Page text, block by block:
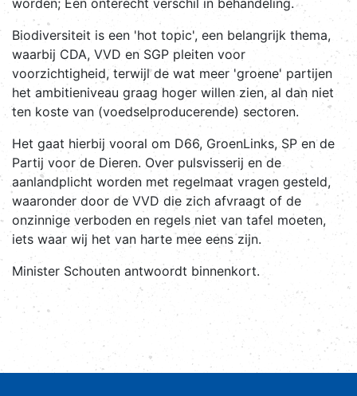
worden; Een onterecht verschil in behandeling.
Biodiversiteit is een 'hot topic', een belangrijk thema,
waarbij CDA, VVD en SGP pleiten voor
voorzichtigheid, terwijl de wat meer 'groene' partijen
het ambitieniveau graag hoger willen zien, al dan niet
ten koste van (voedselproducerende) sectoren.
Het gaat hierbij vooral om D66, GroenLinks, SP en de
Partij voor de Dieren. Over pulsvisserij en de
aanlandplicht worden met regelmaat vragen gesteld,
waaronder door de VVD die zich afvraagt of de
onzinnige verboden en regels niet van tafel moeten,
iets waar wij het van harte mee eens zijn.
Minister Schouten antwoordt binnenkort.